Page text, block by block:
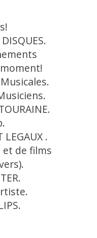
LEGAUX .
et de films